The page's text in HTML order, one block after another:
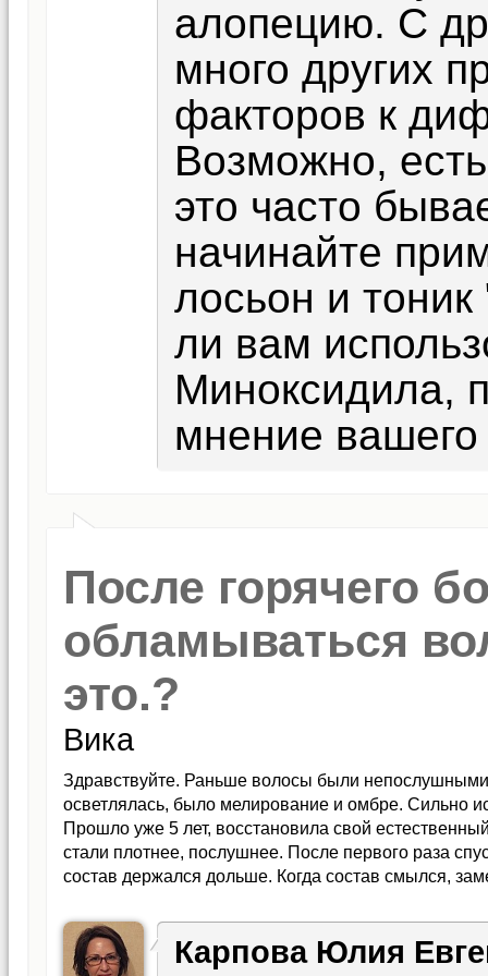
алопецию. С
много других
факторов к
Возможно, есть
это часто
начинайте
лосьон и
ли вам
Миноксидила,
мнение
После горячего
обламываться
это.?
Вика
Здравствуйте. Раньше волосы были
осветлялась, было мелирование и омбре. Сильно
Прошло уже 5 лет, восстановила свой
стали плотнее, послушнее. После первого раза
состав держался дольше. Когда состав смылся,
Когда нанесли состав, то пустотело посередине
снова увидела пустоту посередине. Перестала
пользовалась, только феном. Уже как год не
Карпова Юлия